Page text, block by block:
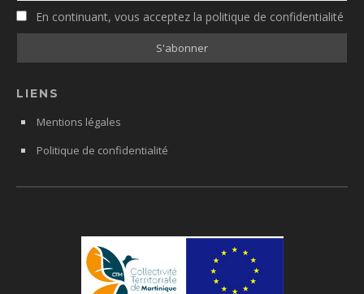
En continuant, vous acceptez la politique de confidentialité
LIENS
Mentions légales
Politique de confidentialité